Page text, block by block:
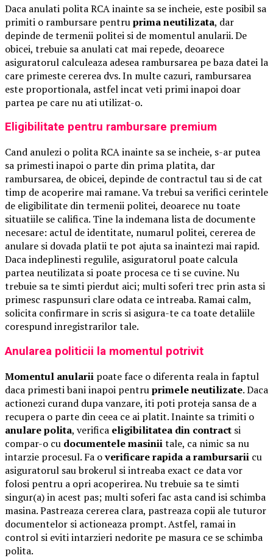
Daca anulati polita RCA inainte sa se incheie, este posibil sa
primiti o rambursare pentruprima neutilizata, dar
depinde de termenii politei si de momentul anularii. De
obicei, trebuie sa anulati cat mai repede, deoarece
asiguratorul calculeaza adesea rambursarea pe baza datei la
care primeste cererea dvs. In multe cazuri, rambursarea
este proportionala, astfel incat veti primi inapoi doar
partea pe care nu ati utilizat-o.
Eligibilitate pentru rambursare premium
Cand anulezi o polita RCA inainte sa se incheie, s-ar putea
sa primesti inapoi o parte din prima platita, dar
rambursarea, de obicei, depinde de contractul tau si de cat
timp de acoperire mai ramane. Va trebui sa verifici cerintele
de eligibilitate din termenii politei, deoarece nu toate
situatiile se califica. Tine la indemana lista de documente
necesare: actul de identitate, numarul politei, cererea de
anulare si dovada platii te pot ajuta sa inaintezi mai rapid.
Daca indeplinesti regulile, asiguratorul poate calcula
partea neutilizata si poate procesa ce ti se cuvine. Nu
trebuie sa te simti pierdut aici; multi soferi trec prin asta si
primesc raspunsuri clare odata ce intreaba. Ramai calm,
solicita confirmare in scris si asigura-te ca toate detaliile
corespund inregistrarilor tale.
Anularea politicii la momentul potrivit
Momentul anularii poate face o diferenta reala in faptul
daca primesti bani inapoi pentruprimele neutilizate. Daca
actionezi curand dupa vanzare, iti poti proteja sansa de a
recupera o parte din ceea ce ai platit. Inainte sa trimiti o
anulare polita, verifica eligibilitatea din contract si
compar-o cu documentele masiniitale, ca nimic sa nu
intarzie procesul. Fa overificare rapida a rambursarii cu
asiguratorul sau brokerul si intreaba exact ce data vor
folosi pentru a opri acoperirea. Nu trebuie sa te simti
singur(a) in acest pas; multi soferi fac asta cand isi schimba
masina. Pastreaza cererea clara, pastreaza copii ale tuturor
documentelor si actioneaza prompt. Astfel, ramai in
control si eviti intarzieri nedorite pe masura ce se schimba
polita.